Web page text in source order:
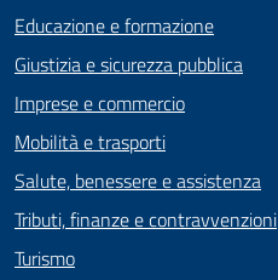
Educazione e formazione
Giustizia e sicurezza pubblica
Imprese e commercio
Mobilità e trasporti
Salute, benessere e assistenza
Tributi, finanze e contravvenzioni
Turismo